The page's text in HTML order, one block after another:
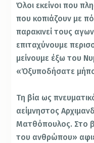
Όλοι εκείνοι που
που κοπιάζουν με
παρακινεί τους
επιταχύνουμε
μείνουμε έξω του
«Ὀξυποδήσατε
Τη βία ως
αείμνηστος
Ματθόπουλος. Στο
του ανθρώπου»